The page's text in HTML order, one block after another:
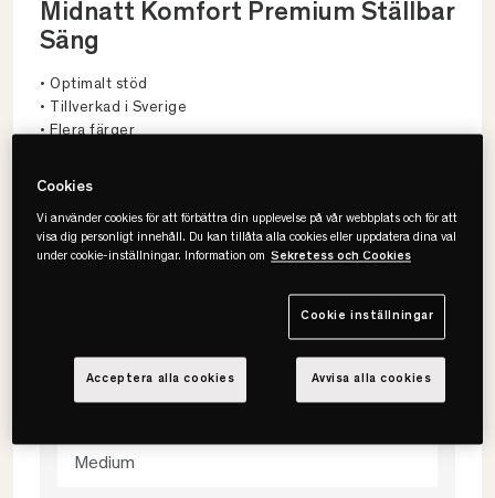
Midnatt Komfort Premium Ställbar
Säng
• Optimalt stöd
• Tillverkad i Sverige
• Flera färger
Välj storlek
180x200
Medium
Cookies
Vi använder cookies för att förbättra din upplevelse på vår webbplats och för att
visa dig personligt innehåll. Du kan tillåta alla cookies eller uppdatera dina val
under cookie-inställningar. Information om Sekretess och Cookies
Cookie inställningar
Avvisa alla cookies
Acceptera alla cookies